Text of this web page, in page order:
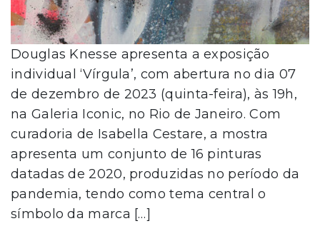
Douglas Knesse apresenta a exposição
individual ‘Vírgula’, com abertura no dia 07
de dezembro de 2023 (quinta-feira), às 19h,
na Galeria Iconic, no Rio de Janeiro. Com
curadoria de Isabella Cestare, a mostra
apresenta um conjunto de 16 pinturas
datadas de 2020, produzidas no período da
pandemia, tendo como tema central o
símbolo da marca […]